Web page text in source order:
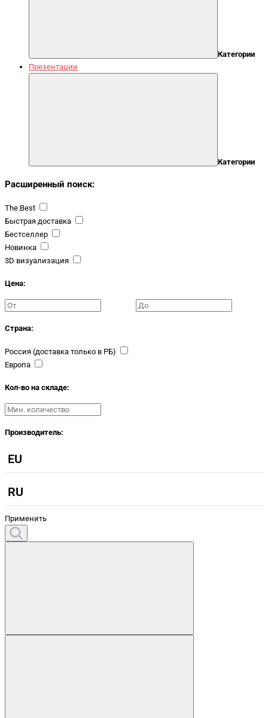
Категории
Презентации
Категории
Расширенный поиск:
The.Best
Быстрая доставка
Бестселлер
Новинка
3D визуализация
Цена:
Страна:
Россия (доставка только в РБ)
Европа
Кол-во на складе:
Производитель:
EU
RU
Применить